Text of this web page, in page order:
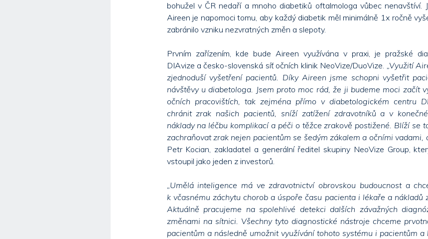
bohužel v ČR nedaří a mnoho diabetiků oftalmologa vůbec nenavštíví.
Aireen je napomoci tomu, aby každý diabetik měl minimálně 1x ročně
zabránilo vzniku nezvratných změn a slepoty.
Prvním zařízením, kde bude Aireen využívána v praxi, je pražské
DIAvize a česko-slovenská síť očních klinik NeoVize/DuoVize. „Využití
zjednoduší vyšetření pacientů. Díky Aireen jsme schopni vyšetřit
návštěvy u diabetologa. Jsem proto moc rád, že ji budeme moci začít
očních pracovištích, tak zejména přímo v diabetologickém centru
chránit zrak našich pacientů, sníží zatížení zdravotníků a v
náklady na léčbu komplikací a péči o těžce zrakově postižené. Blíží se
zachraňovat zrak nejen pacientům se šedým zákalem a očními vadami,
Petr Kocian, zakladatel a generální ředitel skupiny NeoVize Group,
vstoupil jako jeden z investorů.
„Umělá inteligence má ve zdravotnictví obrovskou budoucnost a
k včasnému záchytu chorob a úspoře času pacienta i lékaře a nákladů
Aktuálně pracujeme na spolehlivé detekci dalších závažných
změnami na sítnici. Všechny tyto diagnostické nástroje chceme
pacientům a následně umožnit využívání tohoto systému i pacientům a